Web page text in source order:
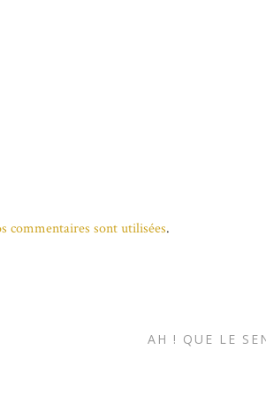
commentaires sont utilisées.
AH ! QUE LE